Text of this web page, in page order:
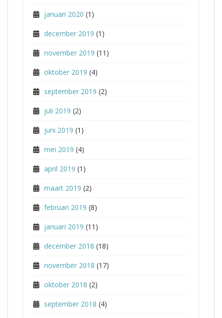
januari 2020 (1)
december 2019 (1)
november 2019 (11)
oktober 2019 (4)
september 2019 (2)
juli 2019 (2)
juni 2019 (1)
mei 2019 (4)
april 2019 (1)
maart 2019 (2)
februari 2019 (8)
januari 2019 (11)
december 2018 (18)
november 2018 (17)
oktober 2018 (2)
september 2018 (4)